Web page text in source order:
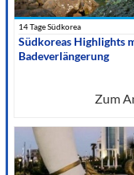
14 Tage Südkorea
Südkoreas Highlights
Badeverlängerung
Zum